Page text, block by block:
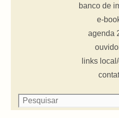
banco de
e-
agenda
links